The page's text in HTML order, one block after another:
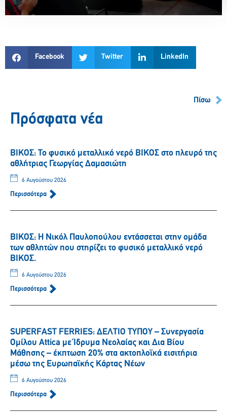
Facebook Twitter LinkedIn
Πίσω
Πρόσφατα νέα
ΒΙΚΟΣ: Το φυσικό μεταλλικό νερό ΒΙΚΟΣ στο πλευρό της
αθλήτριας Γεωργίας Δαμασιώτη
6 Αυγούστου 2026
Περισσότερα
ΒΙΚΟΣ: Η Νικόλ Παυλοπούλου εντάσσεται στην ομάδα
των αθλητών που στηρίζει το φυσικό μεταλλικό νερό
ΒΙΚΟΣ.
6 Αυγούστου 2026
Περισσότερα
SUPERFAST FERRIES: ΔΕΛΤΙΟ ΤΥΠΟΥ – Συνεργασία
Ομίλου Attica με Ίδρυμα Νεολαίας και Δια Βίου
Μάθησης – έκπτωση 20% στα ακτοπλοϊκά εισιτήρια
μέσω της Ευρωπαϊκής Κάρτας Νέων
6 Αυγούστου 2026
Περισσότερα